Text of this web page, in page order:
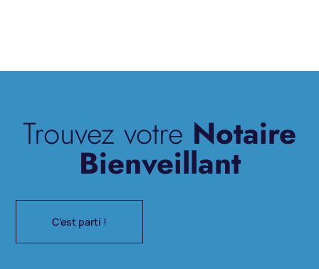
Trouvez votre Notaire
Bienveillant
C'est parti !